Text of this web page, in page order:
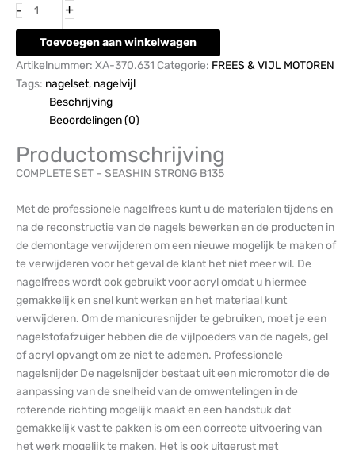
- +
Toevoegen aan winkelwagen
Artikelnummer: XA-370.631 Categorie: FREES & VIJL MOTOREN
Tags: nagelset, nagelvijl
Beschrijving
Beoordelingen (0)
Productomschrijving
COMPLETE SET – SEASHIN STRONG B135
Met de professionele nagelfrees kunt u de materialen tijdens en
na de reconstructie van de nagels bewerken en de producten in
de demontage verwijderen om een nieuwe mogelijk te maken of
te verwijderen voor het geval de klant het niet meer wil. De
nagelfrees wordt ook gebruikt voor acryl omdat u hiermee
gemakkelijk en snel kunt werken en het materiaal kunt
verwijderen. Om de manicuresnijder te gebruiken, moet je een
nagelstofafzuiger hebben die de vijlpoeders van de nagels, gel
of acryl opvangt om ze niet te ademen. Professionele
nagelsnijder De nagelsnijder bestaat uit een micromotor die de
aanpassing van de snelheid van de omwentelingen in de
roterende richting mogelijk maakt en een handstuk dat
gemakkelijk vast te pakken is om een correcte uitvoering van
het werk mogelijk te maken. Het is ook uitgerust met